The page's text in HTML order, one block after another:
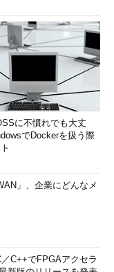
に不慣れでも大丈
でDockerを扱う際
」、企業にどんなメ
C++でFPGAアクセラ